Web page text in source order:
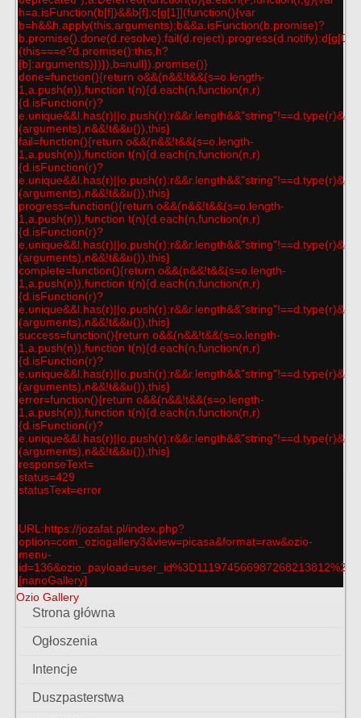
h=a.isFunction(b[f])&&b[f];c[g[1]](function(){var
b=h&&h.apply(this,arguments);b&&a.isFunction(b.promise)?
(this===e?d.promise():this,h?
[b]:arguments)})}),b=null}).promise()}
done=function(){return o&&(n&&!t&&(s=o.length-
1,a.push(n)),function t(n){d.each(n,function(n,r)
{d.isFunction(r)?
(arguments),n&&!t&&u()),this}
fail=function(){return o&&(n&&!t&&(s=o.length-
1,a.push(n)),function t(n){d.each(n,function(n,r)
{d.isFunction(r)?
(arguments),n&&!t&&u()),this}
progress=function(){return o&&(n&&!t&&(s=o.length-
1,a.push(n)),function t(n){d.each(n,function(n,r)
{d.isFunction(r)?
(arguments),n&&!t&&u()),this}
complete=function(){return o&&(n&&!t&&(s=o.length-
1,a.push(n)),function t(n){d.each(n,function(n,r)
{d.isFunction(r)?
(arguments),n&&!t&&u()),this}
success=function(){return o&&(n&&!t&&(s=o.length-
1,a.push(n)),function t(n){d.each(n,function(n,r)
{d.isFunction(r)?
(arguments),n&&!t&&u()),this}
error=function(){return o&&(n&&!t&&(s=o.length-
1,a.push(n)),function t(n){d.each(n,function(n,r)
{d.isFunction(r)?
(arguments),n&&!t&&u()),this}
responseText=
status=429
statusText=error
URL:https://jozafat.pl/index.php?
option=com_oziogallery3&view=picasa&format=raw&ozio-
menu-
[nanoGallery]
Ozio Gallery
Strona główna
Ogłoszenia
Intencje
Duszpasterstwa